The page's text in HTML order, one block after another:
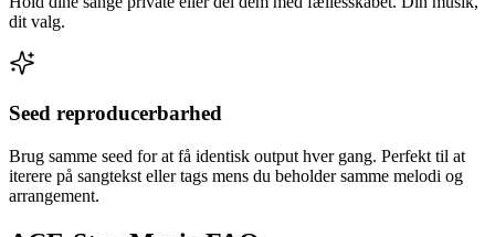
dit valg.
Seed reproducerbarhed
Brug samme seed for at få identisk output hver gang. Perfekt til at
iterere på sangtekst eller tags mens du beholder samme melodi og
arrangement.